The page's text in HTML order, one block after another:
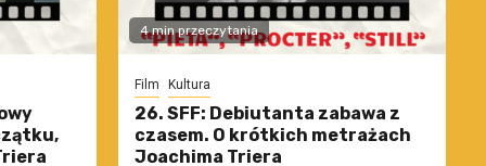
4 min przeczytania
Film Kultura
26. SFF: Debiutanta zabawa z
czasem. O krótkich metrażach
Joachima Triera